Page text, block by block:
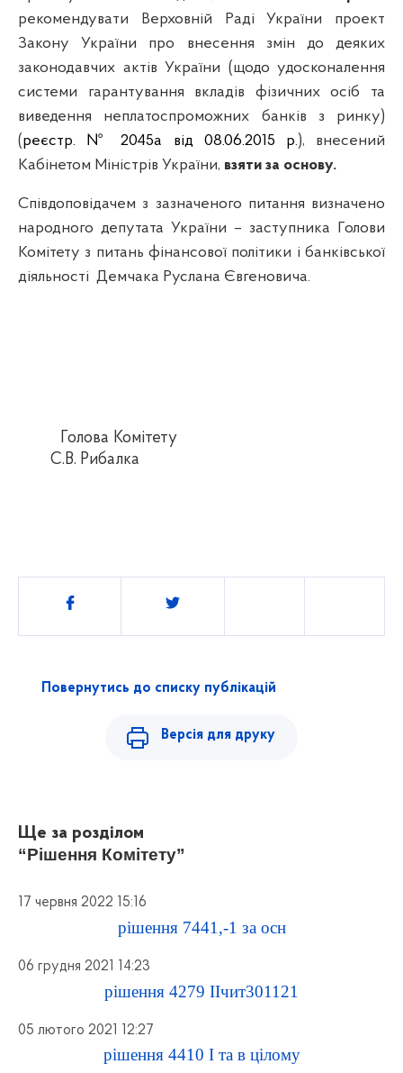
рекомендувати Верховній Раді України проект
Закону України про внесення змін до деяких
законодавчих актів України (щодо удосконалення
системи гарантування вкладів фізичних осіб та
виведення неплатоспроможних банків з ринку)
(реєстр. № 2045а від 08.06.2015 р.), внесений
Кабінетом Міністрів України, взяти за основу.
Співдоповідачем з зазначеного питання визначено
народного депутата України – заступника
Голови
Комітету з питань фінансової політики і банківської
діяльності Демчака Руслана Євгеновича.
Голова Комітету
С.В. Рибалка
Поділитись
Повернутись до списку публікацій
Версія для друку
Ще за розділом
“Рішення Комітету”
17 червня 2022 15:16
рішення 7441,-1 за осн
06 грудня 2021 14:23
рішення 4279 ІІчит301121
05 лютого 2021 12:27
рішення 4410 І та в цілому